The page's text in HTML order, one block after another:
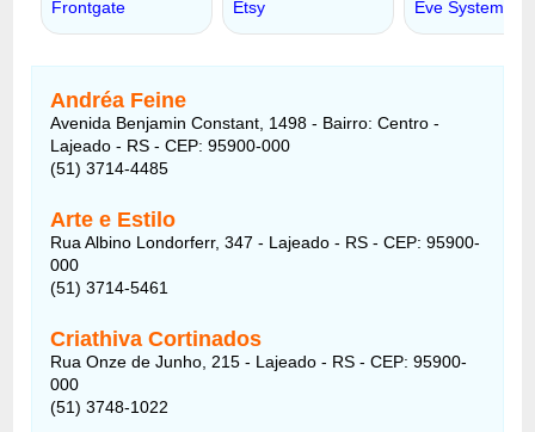
Andréa Feine
Avenida Benjamin Constant, 1498 - Bairro: Centro -
Lajeado - RS - CEP: 95900-000
(51) 3714-4485
Arte e Estilo
Rua Albino Londorferr, 347 - Lajeado - RS - CEP: 95900-
000
(51) 3714-5461
Criathiva Cortinados
Rua Onze de Junho, 215 - Lajeado - RS - CEP: 95900-
000
(51) 3748-1022